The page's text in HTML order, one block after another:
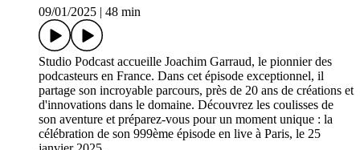
09/01/2025
48 min
Studio Podcast accueille Joachim Garraud, le pionnier des
podcasteurs en France. Dans cet épisode exceptionnel, il
partage son incroyable parcours, près de 20 ans de créations et
d'innovations dans le domaine. Découvrez les coulisses de
son aventure et préparez-vous pour un moment unique : la
célébration de son 999ème épisode en live à Paris, le 25